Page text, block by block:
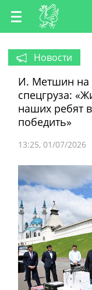
RU
EN
Новости
И. Метшин на
спецгруза:
наших ребят
победить»
13:25 01/07/2026